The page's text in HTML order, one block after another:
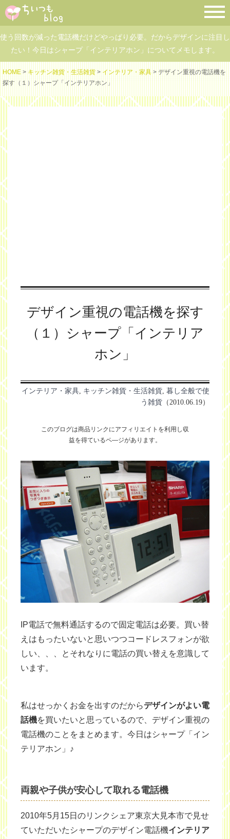
使う回数が減った電話機だけどやっぱり必要。だからデザインに注目し
たい！今日はシャープ「インテリアホン」についてメモします。
HOME > キッチン雑貨・生活雑貨 > インテリア・家具 > デザイン重視の電話機を
探す（１）シャープ「インテリアホン」
デザイン重視の電話機を探す
（１）シャープ「インテリア
ホン」
インテリア・家具, キッチン雑貨・生活雑貨, 暮し全般で使
う雑貨 （2010.06.19）
このブログは商品リンクにアフィリエイトを利用し収
益を得ているペ―ジがあります。
IP電話で無料通話するので固定電話は必要。買い替
えはもったいないと思いつつコードレスフォンが欲
しい、、、とそれなりに電話の買い替えを意識して
います。
私はせっかくお金を出すのだからデザインがよい電
話機を買いたいと思っているので、デザイン重視の
電話機のことをまとめます。今日はシャープ「イン
テリアホン」♪
両親や子供が安心して取れる電話機
2010年5月15日のリンクシェア東京大見本市で見せ
ていただいたシャープのデザイン電話機インテリア